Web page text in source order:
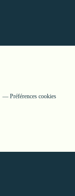
Préférences cookies